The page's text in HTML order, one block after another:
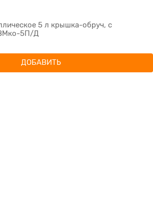
5 л крышка-обруч, с
5П/Д
ДОБАВИТЬ